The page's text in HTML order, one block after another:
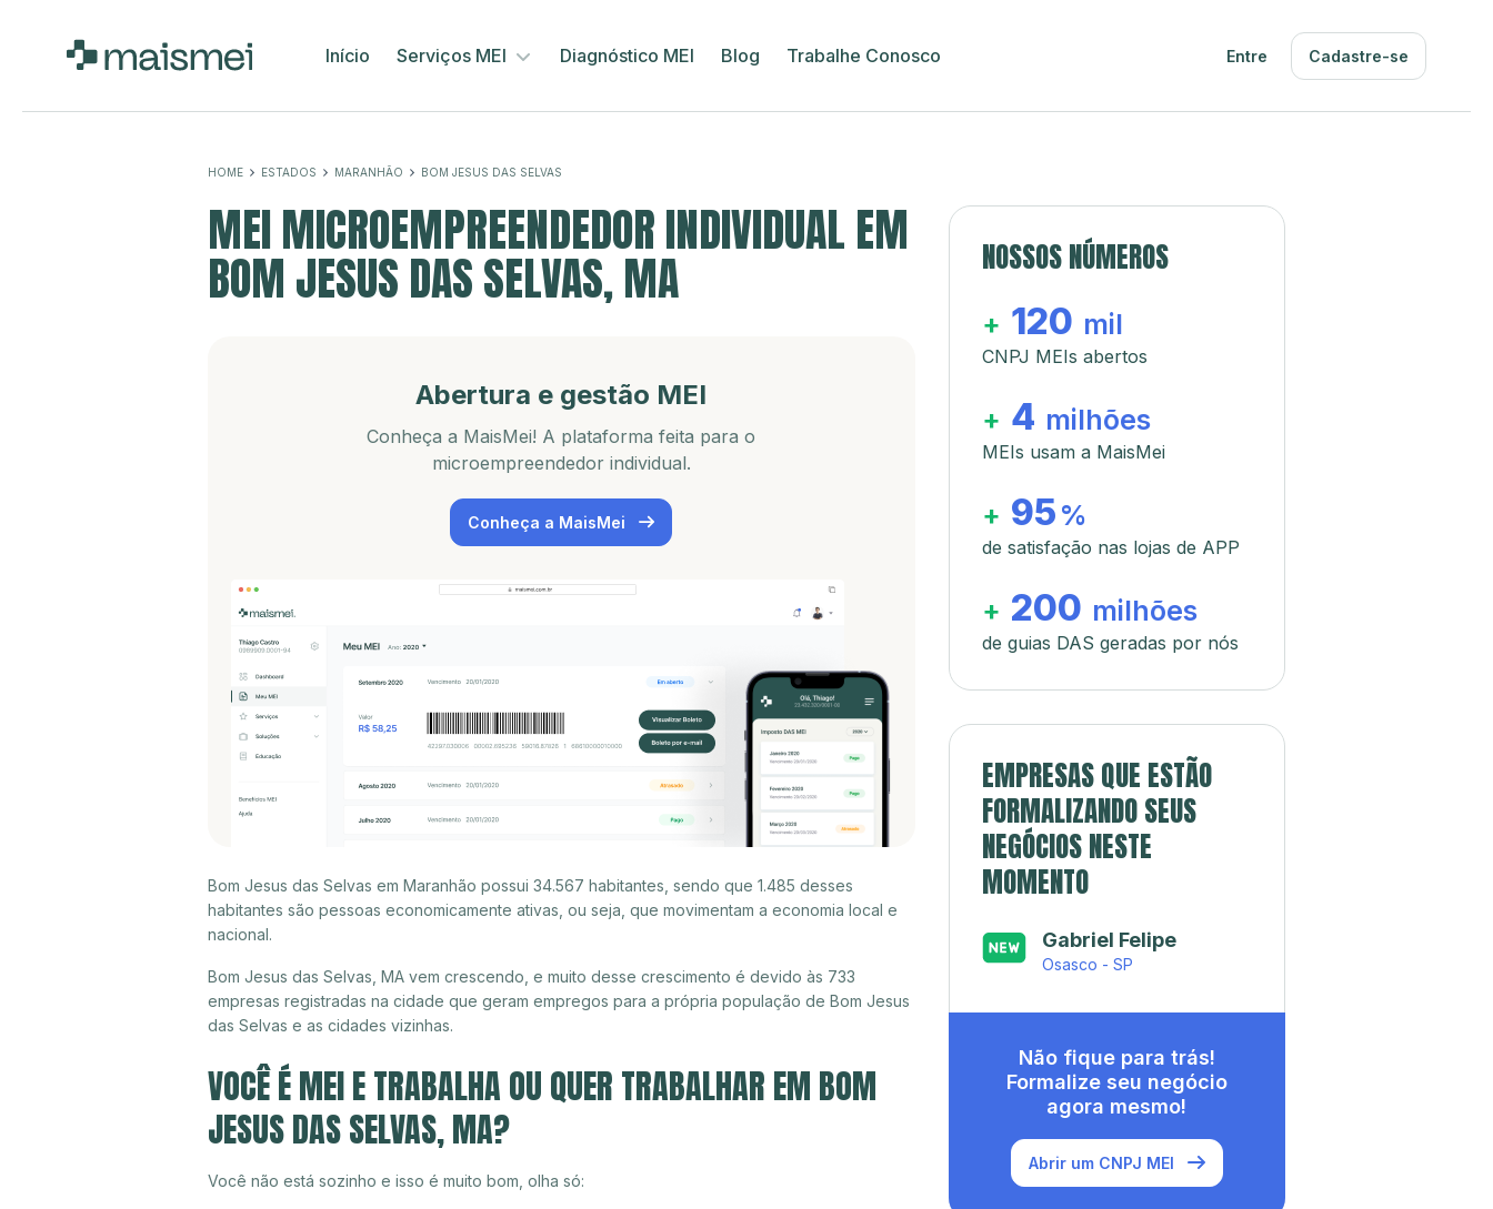
Início Serviços MEI Diagnóstico MEI Blog Trabalhe Conosco Entre Cadastre-se
HOME ESTADOS MARANHÃO BOM JESUS DAS SELVAS
MEI MICROEMPREENDEDOR INDIVIDUAL EM
BOM JESUS DAS SELVAS, MA
Abertura e gestão MEI
Conheça a MaisMei! A plataforma feita para o
microempreendedor individual.
Conheça a MaisMei
Bom Jesus das Selvas em Maranhão possui 34.567 habitantes, sendo que 1.485 desses
habitantes são pessoas economicamente ativas, ou seja, que movimentam a economia local e
nacional.
Bom Jesus das Selvas, MA vem crescendo, e muito desse crescimento é devido às 733
empresas registradas na cidade que geram empregos para a própria população de Bom Jesus
das Selvas e as cidades vizinhas.
VOCÊ É MEI E TRABALHA OU QUER TRABALHAR EM BOM
JESUS DAS SELVAS, MA?
Você não está sozinho e isso é muito bom, olha só:
NOSSOS NÚMEROS
+ 120 mil
CNPJ MEIs abertos
+ 4 milhões
MEIs usam a MaisMei
+ 95 %
de satisfação nas lojas de APP
+ 200 milhões
de guias DAS geradas por nós
EMPRESAS QUE ESTÃO
FORMALIZANDO SEUS
NEGÓCIOS NESTE
MOMENTO
Gabriel Felipe
Osasco - SP
Não fique para trás!
Formalize seu negócio
agora mesmo!
Abrir um CNPJ MEI